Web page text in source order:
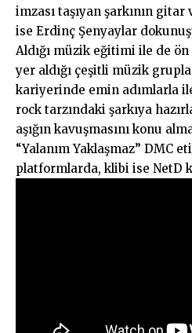
imzası taşıyan şarkının
ise Erdinç Şenyaylar
Aldığı müzik eğitimi ile de
yer aldığı çeşitli müzik
kariyerinde emin adımlarla
rock tarzındaki şarkıya
aşığın kavuşmasını konu
“Yalanım Yaklaşmaz” DMC
platformlarda, klibi ise NetD